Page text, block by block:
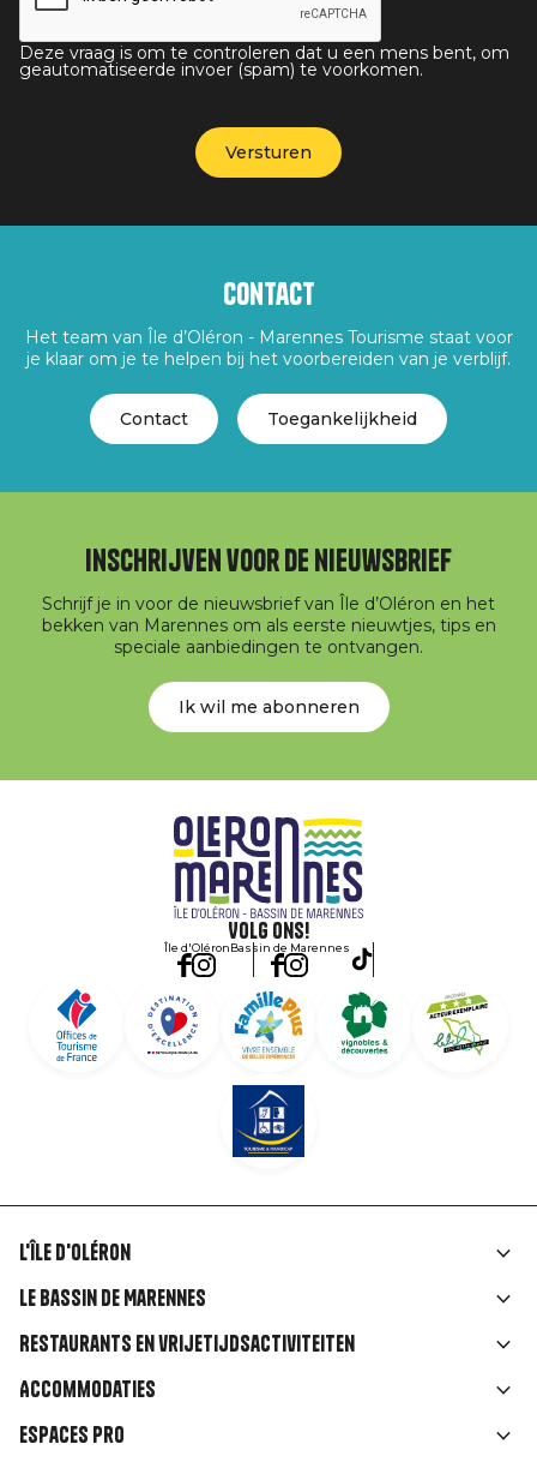
Deze vraag is om te controleren dat u een mens bent, om
geautomatiseerde invoer (spam) te voorkomen.
Contact
Het team van Île d’Oléron - Marennes Tourisme staat voor
je klaar om je te helpen bij het voorbereiden van je verblijf.
Contact Toegankelijkheid
Inschrijven voor de nieuwsbrief
Schrijf je in voor de nieuwsbrief van Île d’Oléron en het
bekken van Marennes om als eerste nieuwtjes, tips en
speciale aanbiedingen te ontvangen.
Ik wil me abonneren
Volg ons!
Île d'OléronBassin de Marennes
Liens
rubriques
L'île d'Oléron
Le Bassin de Marennes
Restaurants en vrijetijdsactiviteiten
Accommodaties
Espaces Pro